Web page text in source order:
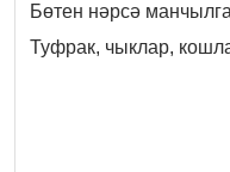
Бөтен нәрсә
Туфрак, чыклар,